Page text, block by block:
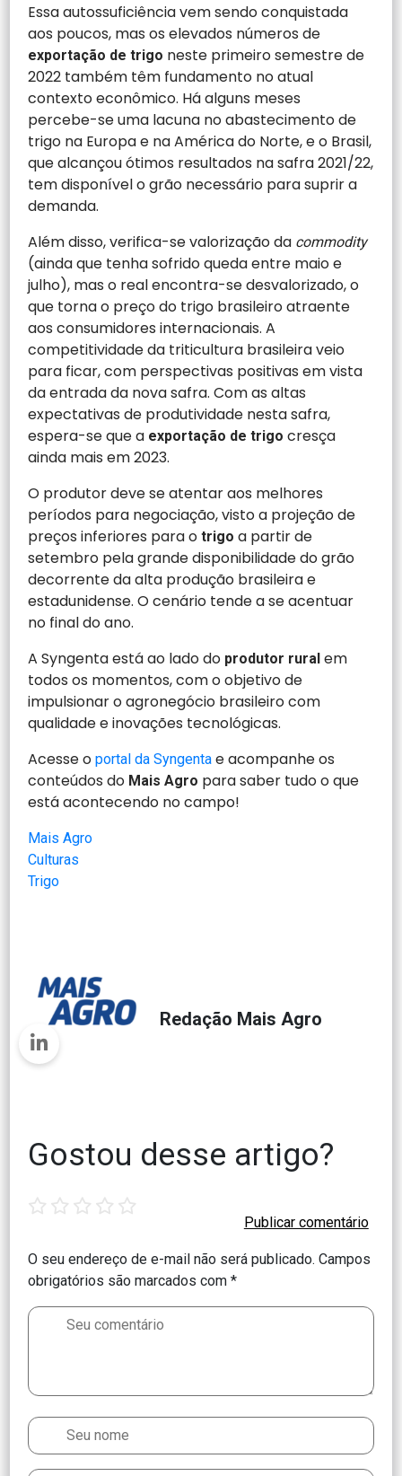
Essa autossuficiência vem sendo conquistada
aos poucos, mas os elevados números de
exportação de trigo neste primeiro semestre de
2022 também têm fundamento no atual
contexto econômico. Há alguns meses
percebe-se uma lacuna no abastecimento de
trigo na Europa e na América do Norte, e o Brasil,
que alcançou ótimos resultados na safra 2021/22,
tem disponível o grão necessário para suprir a
demanda.
Além disso, verifica-se valorização da commodity
(ainda que tenha sofrido queda entre maio e
julho), mas o real encontra-se desvalorizado, o
que torna o preço do trigo brasileiro atraente
aos consumidores internacionais. A
competitividade da triticultura brasileira veio
para ficar, com perspectivas positivas em vista
da entrada da nova safra. Com as altas
expectativas de produtividade nesta safra,
espera-se que a exportação de trigo cresça
ainda mais em 2023.
O produtor deve se atentar aos melhores
períodos para negociação, visto a projeção de
preços inferiores para otrigoa partir de
setembro pela grande disponibilidade do grão
decorrente da alta produção brasileira e
estadunidense. O cenário tende a se acentuar
no final do ano.
A Syngenta está ao lado do produtor rural em
todos os momentos, com o objetivo de
impulsionar o agronegócio brasileiro com
qualidade e inovações tecnológicas.
Acesse oportal da Syngenta e acompanhe os
conteúdos do Mais Agro para saber tudo o que
está acontecendo no campo!
Mais Agro
Culturas
Trigo
Redação Mais Agro
Gostou desse artigo?
O seu endereço de e-mail não será publicado. Campos
obrigatórios são marcados com*
star stars stars stars stars